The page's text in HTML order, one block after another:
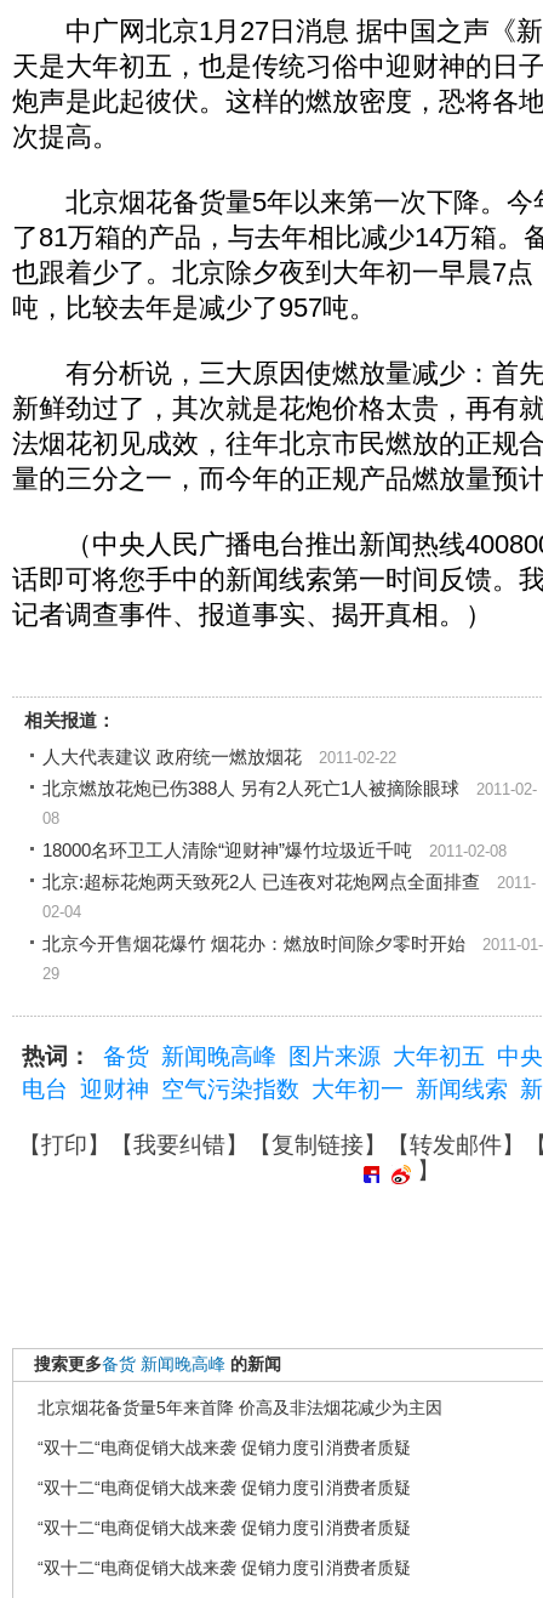
中广网北京1月27日消息 据中国之声《新
天是大年初五，也是传统习俗中迎财神的日
炮声是此起彼伏。这样的燃放密度，恐将各
次提高。
北京烟花备货量5年以来第一次下降。今
了81万箱的产品，与去年相比减少14万箱。
也跟着少了。北京除夕夜到大年初一早晨7
吨，比较去年是减少了957吨。
有分析说，三大原因使燃放量减少：首
新鲜劲过了，其次就是花炮价格太贵，再有
法烟花初见成效，往年北京市民燃放的正规
量的三分之一，而今年的正规产品燃放量预
（中央人民广播电台推出新闻热线
话即可将您手中的新闻线索第一时间反馈。
记者调查事件、报道事实、揭开真相。）
相关报道：
人大代表建议 政府统一燃放烟花
2011-02-22
北京燃放花炮已伤388人 另有2人死亡1人被摘除眼球 2011-02-
08
18000名环卫工人清除“迎财神”爆竹垃圾近千吨
2011-02-08
北京:超标花炮两天致死2人 已连夜对花炮网点全面排查 2011-
02-04
北京今开售烟花爆竹 烟花办：燃放时间除夕零时开始
2011-01-
29
热词： 备货 新闻晚高峰 图片来源 大年初五 中
电台 迎财神 空气污染指数 大年初一 新闻线索
【打印】【我要纠错】【复制链接】【转发邮件】
】
搜索更多备货 新闻晚高峰 的新闻
北京烟花备货量5年来首降 价高及非法烟花减少为主因
“双十二“电商促销大战来袭 促销力度引消费者质疑
“双十二“电商促销大战来袭 促销力度引消费者质疑
“双十二“电商促销大战来袭 促销力度引消费者质疑
“双十二“电商促销大战来袭 促销力度引消费者质疑